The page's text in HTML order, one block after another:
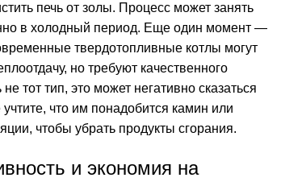
печь от золы. Процесс может занять
в холодный период. Еще один момент —
твердотопливные котлы могут
но требуют качественного
тот тип, это может негативно сказаться
что им понадобится камин или
чтобы убрать продукты сгорания.
и экономия на